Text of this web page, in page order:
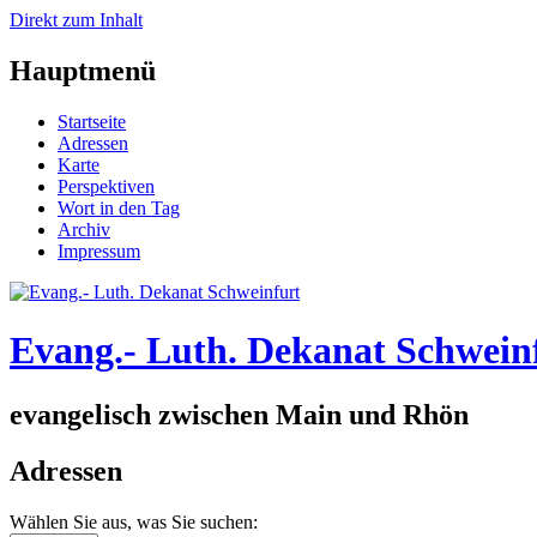
Direkt zum Inhalt
Hauptmenü
Startseite
Adressen
Karte
Perspektiven
Wort in den Tag
Archiv
Impressum
Evang.- Luth. Dekanat
evangelisch zwischen Main und Rhön
Adressen
Wählen Sie aus, was Sie suchen: